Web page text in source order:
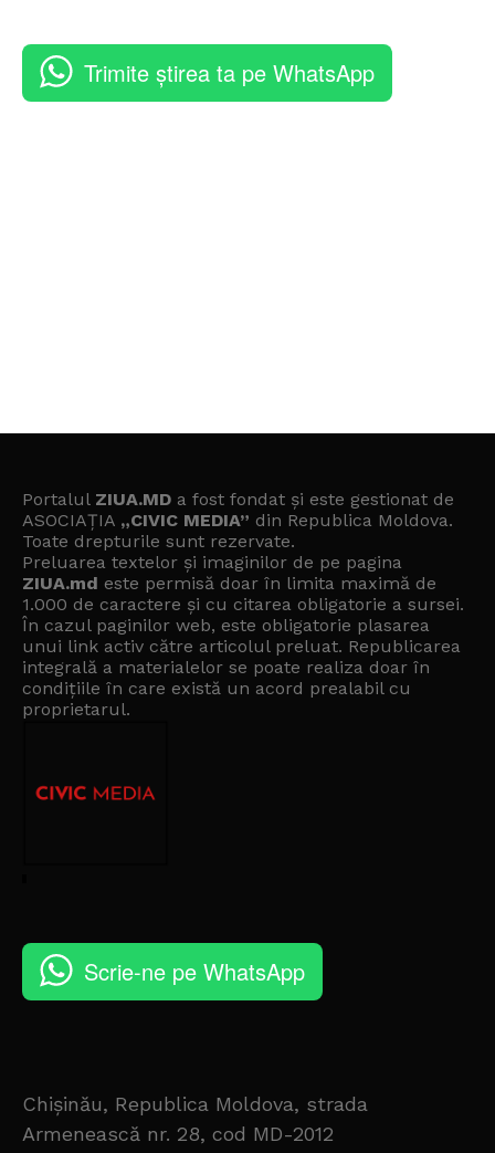
Trimite știrea ta pe WhatsApp
Portalul ZIUA.MD a fost fondat și este gestionat de
ASOCIAȚIA „CIVIC MEDIA” din Republica Moldova.
Toate drepturile sunt rezervate.
Preluarea textelor și imaginilor de pe pagina
ZIUA.md este permisă doar în limita maximă de
1.000 de caractere și cu citarea obligatorie a sursei.
În cazul paginilor web, este obligatorie plasarea
unui link activ către articolul preluat. Republicarea
integrală a materialelor se poate realiza doar în
condițiile în care există un acord prealabil cu
proprietarul.
Scrie-ne pe WhatsApp
Chișinău, Republica Moldova, strada
Armenească nr. 28, cod MD-2012